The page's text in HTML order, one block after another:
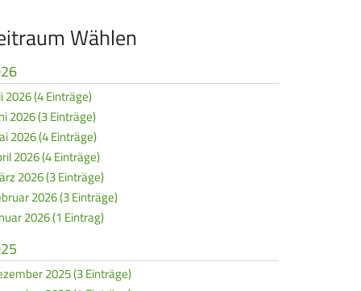
Wählen
2026 (4 Einträge)
2026 (3 Einträge)
2026 (4 Einträge)
2026 (4 Einträge)
2026 (3 Einträge)
2026 (3 Einträge)
2026 (1 Eintrag)
2025 (3 Einträge)
Schießsport